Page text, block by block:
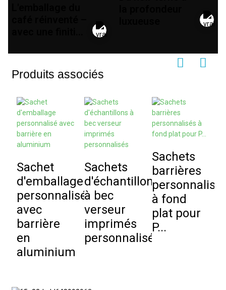
Produits associés
Sachet
d'emballage
personnalisé
avec
barrière
en
aluminium
Sachets
d'échantillons
à bec
verseur
imprimés
personnalisés
Sachets
barrières
à fond
plat pour
P...